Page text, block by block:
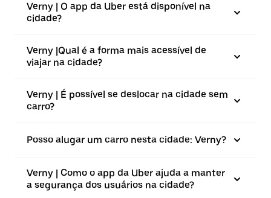
Verny | O app da Uber está disponível na
cidade?
Verny |⁠Qual é a forma mais acessível de
viajar na cidade?
Verny | É possível se deslocar na cidade sem
carro?
Posso alugar um carro nesta cidade: Verny?
Verny | Como o app da Uber ajuda a manter
a segurança dos usuários na cidade?